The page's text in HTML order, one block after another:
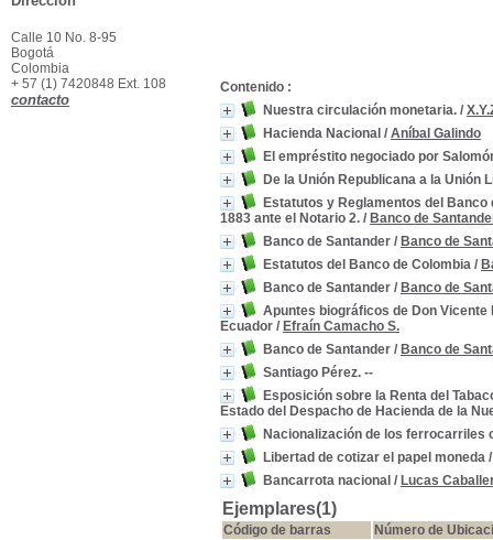
Contenido :
Nuestra circulación monetaria. /
Hacienda Nacional / Aníbal Galindo
El empréstito negociado por
De la Unión Republicana a la Unión
Estatutos y Reglamentos del
1883 ante el Notario 2. / Banco de
Banco de Santander / Banco de
Estatutos del Banco de Colombia /
Banco de Santander / Banco de
Apuntes biográficos de Don
Ecuador / Efraín Camacho S.
Banco de Santander / Banco de
Santiago Pérez. --
Esposición sobre la Renta del
Estado del Despacho de Hacienda de la
Nacionalización de los ferrocarriles
Libertad de cotizar el papel moneda
Bancarrota nacional / Lucas
Ejemplares(1)
Código de barras
Número de
Calle 10 No. 8-95
Bogotá
Colombia
+ 57 (1) 7420848 Ext. 108
contacto